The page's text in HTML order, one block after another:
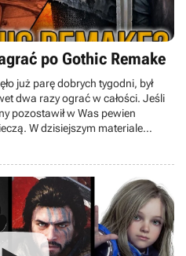
po Gothic Remake
już parę dobrych tygodni, był
dwa razy ograć w całości. Jeśli
pozostawił w Was pewien
W dzisiejszym materiale
gier, które idealnie sprawdzą